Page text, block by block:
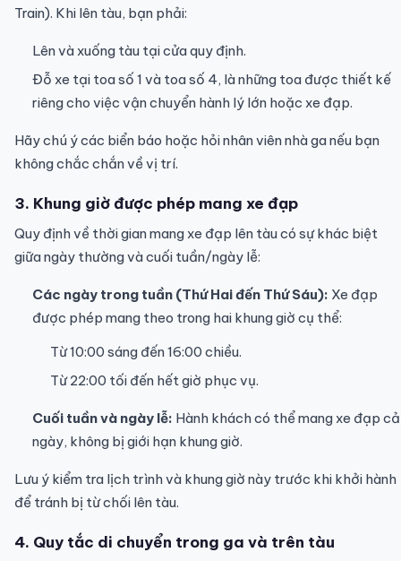
Train). Khi lên tàu, bạn phải:
Lên và xuống tàu tại cửa quy định.
Đỗ xe tại toa số 1 và toa số 4, là những toa được thiết kế
riêng cho việc vận chuyển hành lý lớn hoặc xe đạp.
Hãy chú ý các biển báo hoặc hỏi nhân viên nhà ga nếu bạn
không chắc chắn về vị trí.
3. Khung giờ được phép mang xe đạp
Quy định về thời gian mang xe đạp lên tàu có sự khác biệt
giữa ngày thường và cuối tuần/ngày lễ:
Các ngày trong tuần (Thứ Hai đến Thứ Sáu): Xe đạp
được phép mang theo trong hai khung giờ cụ thể:
Từ 10:00 sáng đến 16:00 chiều.
Từ 22:00 tối đến hết giờ phục vụ.
Cuối tuần và ngày lễ: Hành khách có thể mang xe đạp cả
ngày, không bị giới hạn khung giờ.
Lưu ý kiểm tra lịch trình và khung giờ này trước khi khởi hành
để tránh bị từ chối lên tàu.
4. Quy tắc di chuyển trong ga và trên tàu